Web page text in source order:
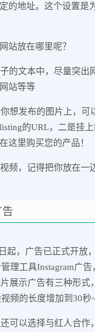
的地址。这个设置是
站放在哪里呢？
的文本中，尽量突出
站等等
你想发布的图片上，可
的URL，二是挂
这里购买您的产品！
频，记得把你放在一
告
起，广告已正式开放
理工具Instagram广
展示广告有三种形式
频的长度增加到30秒
可以选择与红人合作